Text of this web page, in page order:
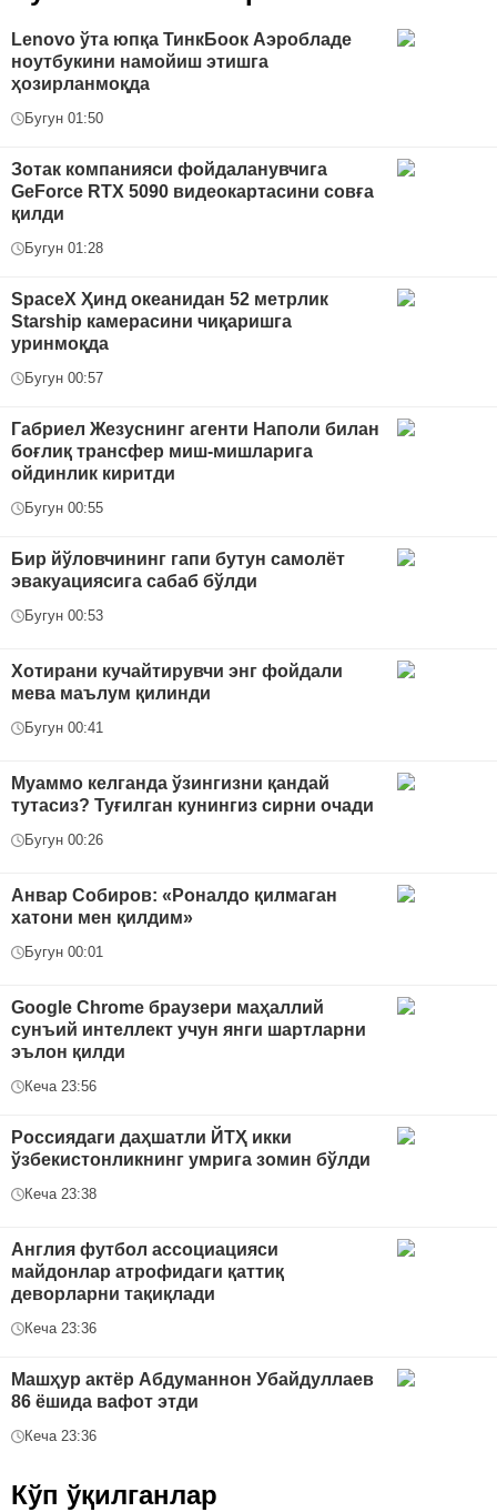
Lenovo ўта юпқа ТинкБоок Аэробладе
ноутбукини намойиш этишга
ҳозирланмоқда
Бугун 01:50
Зотак компанияси фойдаланувчига
GeForce RTX 5090 видеокартасини совға
қилди
Бугун 01:28
SpaceX Ҳинд океанидан 52 метрлик
Starship камерасини чиқаришга
уринмоқда
Бугун 00:57
Габриел Жезуснинг агенти Наполи билан
боғлиқ трансфер миш-мишларига
ойдинлик киритди
Бугун 00:55
Бир йўловчининг гапи бутун самолёт
эвакуациясига сабаб бўлди
Бугун 00:53
Хотирани кучайтирувчи энг фойдали
мева маълум қилинди
Бугун 00:41
Муаммо келганда ўзингизни қандай
тутасиз? Туғилган кунингиз сирни очади
Бугун 00:26
Анвар Собиров: «Роналдо қилмаган
хатони мен қилдим»
Бугун 00:01
Google Chrome браузери маҳаллий
сунъий интеллект учун янги шартларни
эълон қилди
Кеча 23:56
Россиядаги даҳшатли ЙТҲ икки
ўзбекистонликнинг умрига зомин бўлди
Кеча 23:38
Англия футбол ассоциацияси
майдонлар атрофидаги қаттиқ
деворларни тақиқлади
Кеча 23:36
Машҳур актёр Абдуманнон Убайдуллаев
86 ёшида вафот этди
Кеча 23:36
Кўп ўқилганлар